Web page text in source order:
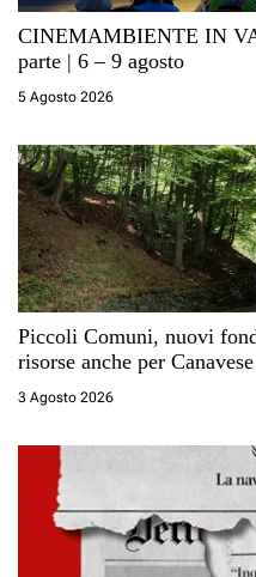
CINEMAMBIENTE IN
parte | 6 – 9 agosto
5 Agosto 2026
Piccoli Comuni, nuovi
risorse anche per
3 Agosto 2026